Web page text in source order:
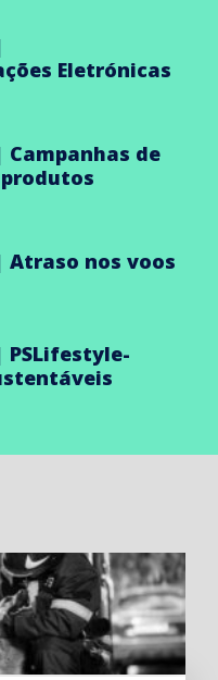
Eletrónicas
Campanhas de
| Atraso nos voos
PSLifestyle-